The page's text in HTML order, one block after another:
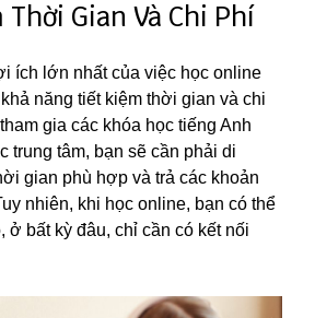
Gian Và Chi Phí
ích lớn nhất của việc học online
năng tiết kiệm thời gian và chi
gia các khóa học tiếng Anh
trung tâm, bạn sẽ cần phải di
gian phù hợp và trả các khoản
nhiên, khi học online, bạn có thể
ở bất kỳ đâu, chỉ cần có kết nối